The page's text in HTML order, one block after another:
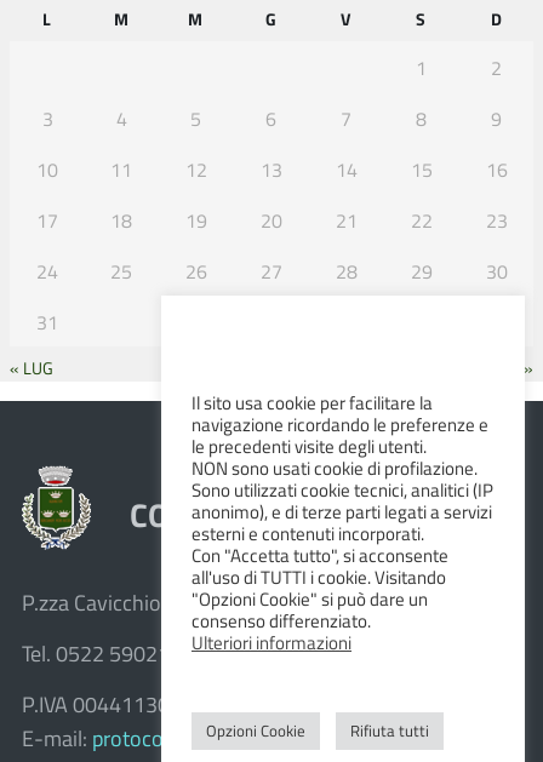
L M M G V S D
1
2
3
4 5 6 7 8
9
10
11 12 13 14 15
16
17
18 19 20 21 22
23
24
25 26 27 28 29
30
31
« LUG SET »
COMUNE DI ALBINEA
P.zza Cavicchioni, 8 – 42020 Albinea (R.E.)
Tel. 0522 590211 – Fax 0522 590236
P.IVA 00441130358
E-mail: protocollo@comune.albinea.re.it
Il sito usa cookie per facilitare la
navigazione ricordando le preferenze e
le precedenti visite degli utenti.
NON sono usati cookie di profilazione.
Sono utilizzati cookie tecnici, analitici (IP
anonimo), e di terze parti legati a servizi
esterni e contenuti incorporati.
Con "Accetta tutto", si acconsente
all'uso di TUTTI i cookie. Visitando
"Opzioni Cookie" si può dare un
consenso differenziato.
Ulteriori informazioni
Opzioni Cookie Rifiuta tutti